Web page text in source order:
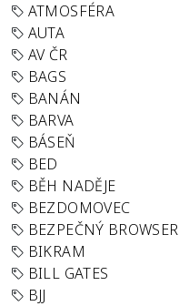
ATMOSFÉRA
AUTA
AV ČR
BAGS
BANÁN
BARVA
BÁSEŇ
BED
BĚH NADĚJE
BEZDOMOVEC
BEZPEČNÝ BROWSER
BIKRAM
BILL GATES
BJJ